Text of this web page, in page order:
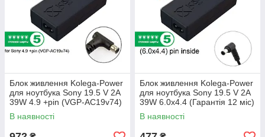
Блок живлення Kolega-Power
для ноутбука Sony 19.5 V 2A
39W 4.9 +pin (VGP-AC19v74)
(Гарантія 12 міс)
В наявності
Блок живлення Kolega-Power
для ноутбука Sony 19.5 V 2A
39W 6.0x4.4 (Гарантія 12 міс)
В наявності